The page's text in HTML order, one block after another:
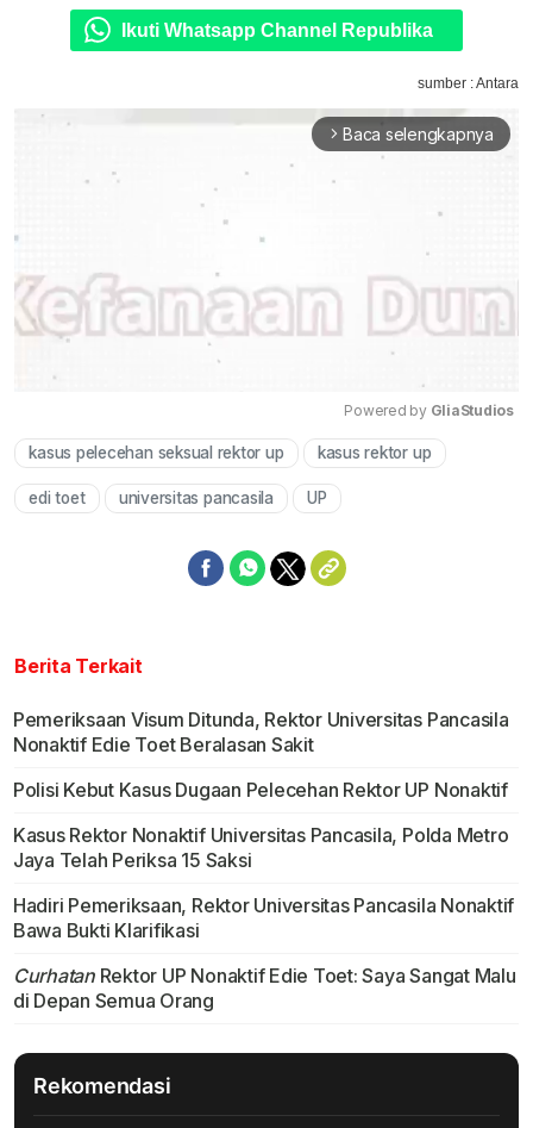
Ikuti Whatsapp Channel Republika
sumber : Antara
arrow_forward_ios Baca selengkapnya
Mute
Powered by GliaStudios
kasus pelecehan seksual rektor up kasus rektor up
edi toet universitas pancasila UP
Berita Terkait
Pemeriksaan Visum Ditunda, Rektor Universitas Pancasila
Nonaktif Edie Toet Beralasan Sakit
Polisi Kebut Kasus Dugaan Pelecehan Rektor UP Nonaktif
Kasus Rektor Nonaktif Universitas Pancasila, Polda Metro
Jaya Telah Periksa 15 Saksi
Hadiri Pemeriksaan, Rektor Universitas Pancasila Nonaktif
Bawa Bukti Klarifikasi
CurhatanRektor UP Nonaktif Edie Toet: Saya Sangat Malu
di Depan Semua Orang
Rekomendasi